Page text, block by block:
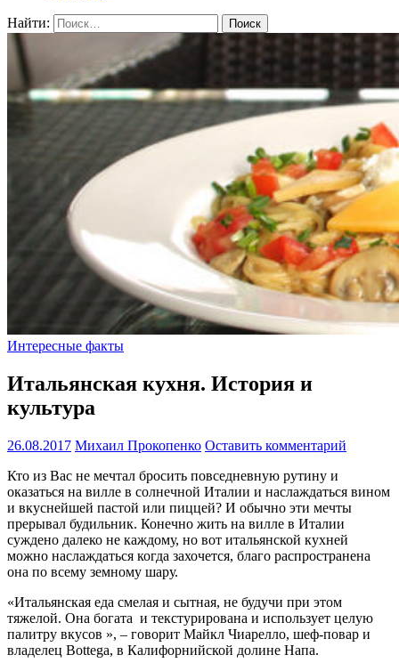
Найти:
Интересные факты
Итальянская кухня. История и
культура
26.08.2017 Михаил Прокопенко Оставить комментарий
Кто из Вас не мечтал бросить повседневную рутину и
оказаться на вилле в солнечной Италии и наслаждаться вином
и вкуснейшей пастой или пиццей? И обычно эти мечты
прерывал будильник. Конечно жить на вилле в Италии
суждено далеко не каждому, но вот итальянской кухней
можно наслаждаться когда захочется, благо распространена
она по всему земному шару.
«Итальянская еда смелая и сытная, не будучи при этом
тяжелой. Она богата и текстурирована и использует целую
палитру вкусов », – говорит Майкл Чиарелло, шеф-повар и
владелец Bottega, в Калифорнийской долине Напа.